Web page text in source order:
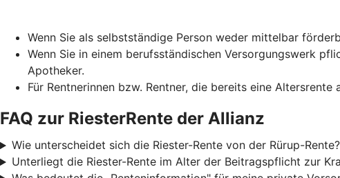
Wenn Sie als selbstständige Person weder mittelbar
Wenn Sie in einem berufsständischen Versorgungswerk
Apotheker.
Für Rentnerinnen bzw. Rentner, die bereits eine
FAQ zur RiesterRente der Allianz
Wie unterscheidet sich die Riester-Rente von der Rürup-Rente?
Unterliegt die Riester-Rente im Alter der Beitragspflicht zur